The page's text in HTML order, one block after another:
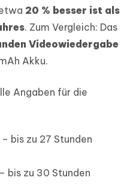
20 % besser ist als
. Zum Vergleich: Das
Videowiedergabe
Akku.
Angaben für die
bis zu 27 Stunden
bis zu 30 Stunden